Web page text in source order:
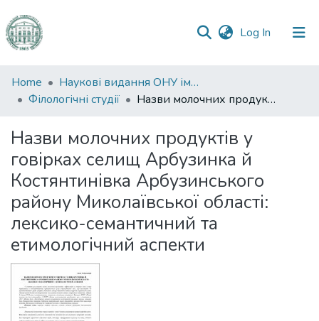
Log In (current)
Communities
&
All of DSpace
Statistics
Home
Наукові видання ОНУ імені І. І. Мечникова
Філологічні студії
Назви молочних продуктів у говірках селищ Арбузинка й Костянтинівка Арбузинського району Миколаївської області: лексико-семантичний та етимологічний аспекти
Назви молочних продуктів у
говірках селищ Арбузинка й
Костянтинівка Арбузинського
району Миколаївської області:
лексико-семантичний та
етимологічний аспекти